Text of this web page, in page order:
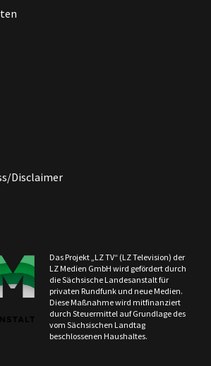
Disclaimer
Das Projekt „LZ TV“ (LZ Television) der
LZ Medien GmbH wird gefördert durch
die Sächsische Landesanstalt für
privaten Rundfunk und neue Medien.
Diese Maßnahme wird mitfinanziert
durch Steuermittel auf Grundlage des
vom Sächsischen Landtag
beschlossenen Haushaltes.